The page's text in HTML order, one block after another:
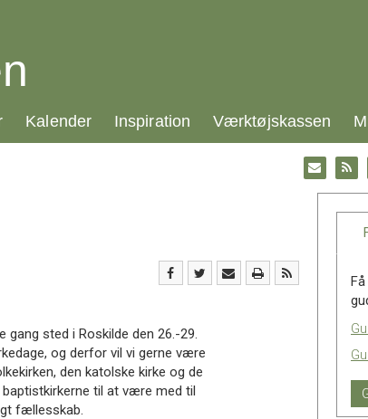
22.0:
Kalender 23.0:
Inspiration 24.0:
Værktøjskassen
Gå
til:
RSS
feed
Gå
til:
Email
sted i Roskilde den 26.-29.
og derfor vil vi gerne være
den katolske kirke og de
til at være med til
fællesskab.